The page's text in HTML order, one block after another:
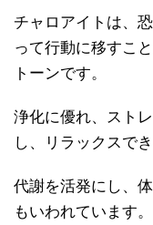
チャロアイトは、
って行動に移すこ
トーンです。
浄化に優れ、スト
し、リラックスで
代謝を活発にし、
もいわれています。